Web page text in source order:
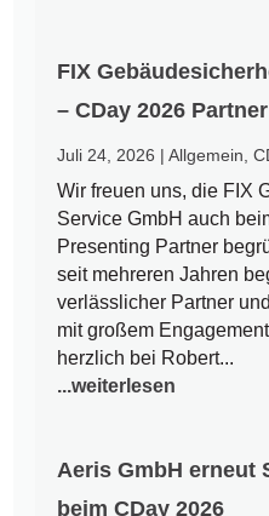
FIX
– CDay 2026 Partner
Juli 24, 2026 |Allgemein ,
Wir freuen uns, die FIX
Service GmbH auch
Presenting Partner
seit mehreren Jahren
verlässlicher Partner
mit großem
herzlich bei Robert...
...weiterlesen
Aeris GmbH erneut
beim CDay 2026